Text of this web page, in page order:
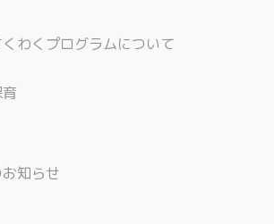
わくプログラムについて
知らせ